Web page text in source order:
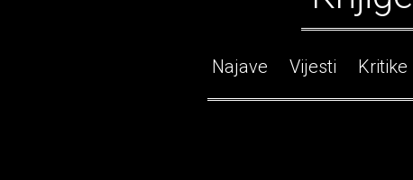
Najave Vijesti Kritike